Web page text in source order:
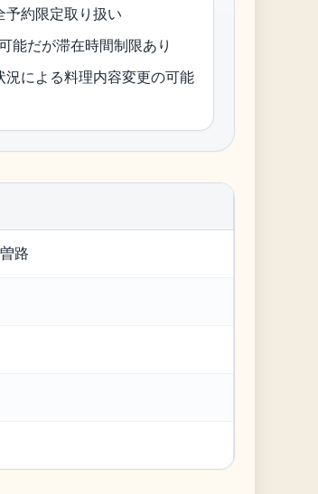
予約限定取り扱い
能だが滞在時間制限あり
況による料理内容変更の可能
路